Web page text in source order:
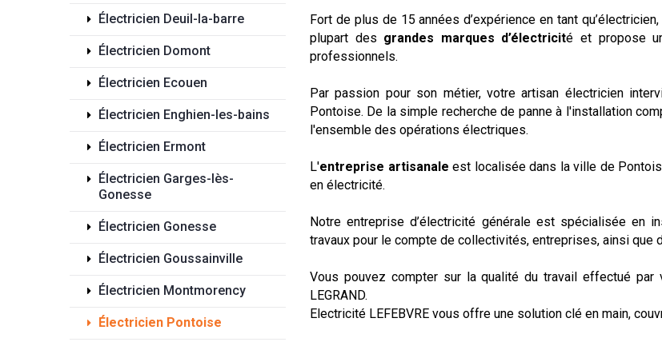
Électricien Deuil-la-barre
Électricien Domont
Électricien Ecouen
Électricien Enghien-les-bains
Électricien Ermont
Électricien Garges-lès-
Gonesse
Électricien Gonesse
Électricien Goussainville
Électricien Montmorency
Électricien Pontoise
Fort de plus de 15 années d’expérience en tant
plupart des grandes marques d’électricité et propose
professionnels.
Par passion pour son métier, votre artisan électricien
Pontoise. De la simple recherche de panne à l'installation
l'ensemble des opérations électriques.
L'entreprise artisanale est localisée dans la ville de
en électricité.
Notre entreprise d’électricité générale est spécialisée en
travaux pour le compte de collectivités, entreprises, ainsi que
Vous pouvez compter sur la qualité du travail effectué
LEGRAND.
Electricité LEFEBVRE vous offre une solution clé en main,